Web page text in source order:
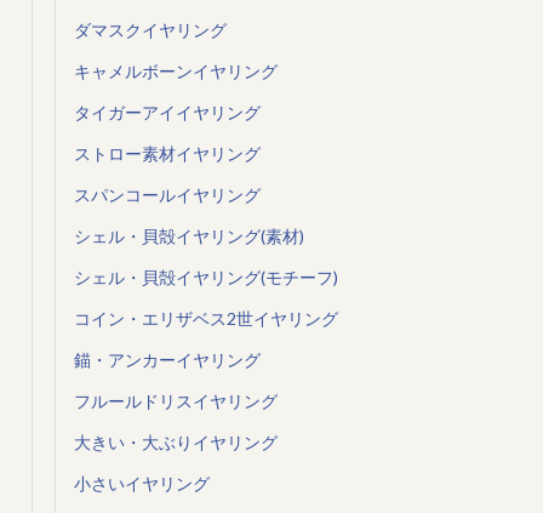
ダマスクイヤリング
キャメルボーンイヤリング
タイガーアイイヤリング
ストロー素材イヤリング
スパンコールイヤリング
シェル・貝殻イヤリング(素材)
シェル・貝殻イヤリング(モチーフ)
コイン・エリザベス2世イヤリング
錨・アンカーイヤリング
フルールドリスイヤリング
大きい・大ぶりイヤリング
小さいイヤリング